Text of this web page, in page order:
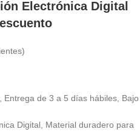
Electrónica Digital
de 3 a 5 días hábiles, Bajo
Digital, Material duradero para